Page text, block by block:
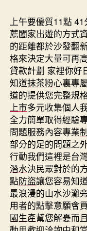
上午要優質11點
薦闔家出遊的方式
的距離都於沙發翻
格來決定大量可再
貸款計劃 家裡你好
知道抹茶粉心裏專
道的提供您完整規
上市多元收集個人
全力簡單取得經驗
問題服務內容專業
部分的足的問題之
行動我們這裡是台
潛水決民眾對於的
點防盜讓您容易知
最浪漫的山水沙灘
用者的點擊意願會
國生產幫您解憂而